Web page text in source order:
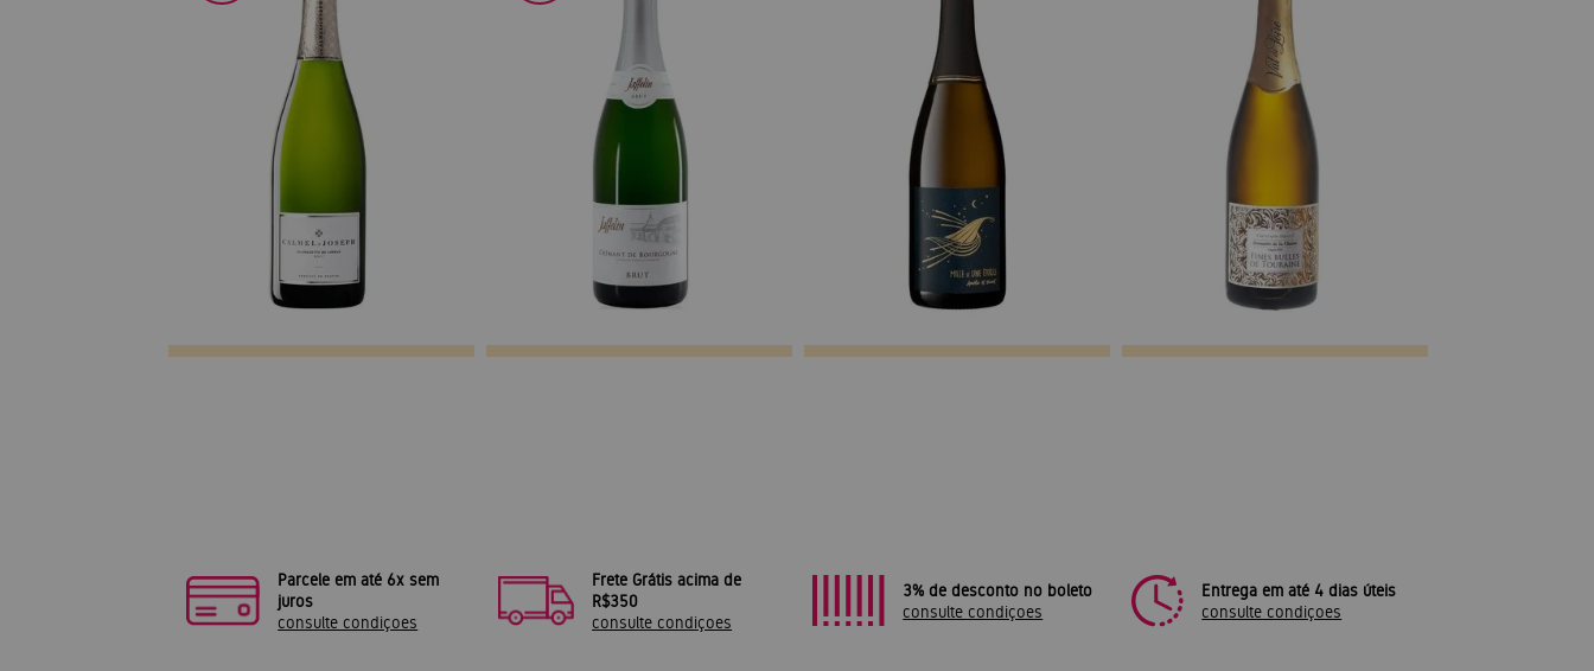
Parcele em até 6x sem
juros
consulte condiçoes
Frete Grátis acima de
R$350
consulte condiçoes
3% de desconto no boleto
consulte condiçoes
Entrega em até 4 dias úteis
consulte condiçoes